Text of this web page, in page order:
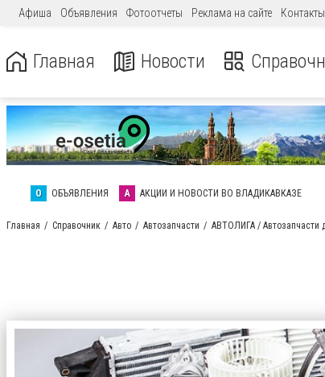
Афиша Объявления Фотоотчеты Реклама на сайте Контакты
Главная Новости
О ОБЪЯВЛЕНИЯ А АКЦИИ И НОВОСТИ ВО ВЛАДИКАВКАЗЕ
Главная Справочник Авто Автозапчасти АВТОЛИГА / Автозапчасти